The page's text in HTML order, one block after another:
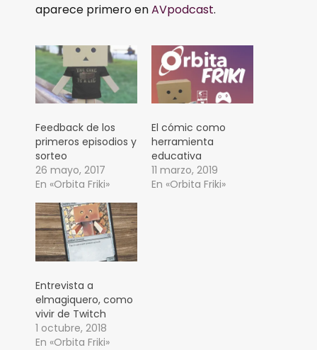
aparece primero enAVpodcast.
Feedback de los
primeros episodios y
sorteo
26 mayo, 2017
En «Orbita Friki»
El cómic como
herramienta
educativa
11 marzo, 2019
En «Orbita Friki»
Entrevista a
elmagiquero, como
vivir de Twitch
1 octubre, 2018
En «Orbita Friki»